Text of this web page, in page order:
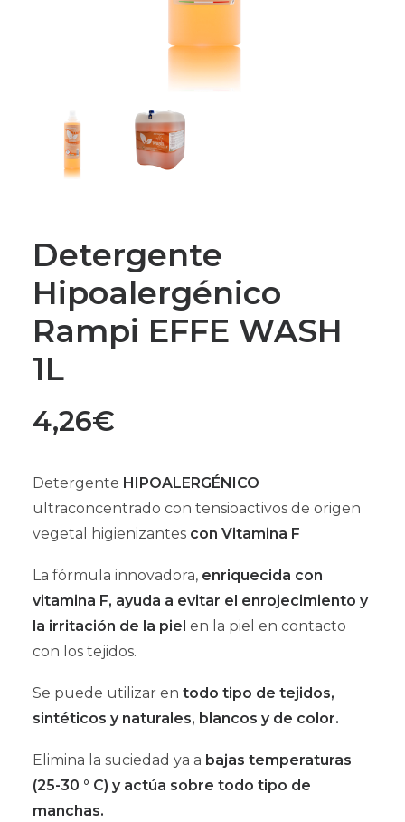
Detergente
Hipoalergénico
Rampi EFFE WASH
1L
4,26€
Detergente HIPOALERGÉNICO
ultraconcentrado con tensioactivos de origen
vegetal higienizantes con Vitamina F
La fórmula innovadora, enriquecida con
vitamina F, ayuda a evitar el enrojecimiento y
la irritación de la piel en la piel en contacto
con los tejidos.
Se puede utilizar en todo tipo de tejidos,
sintéticos y naturales, blancos y de color.
Elimina la suciedad ya a bajas temperaturas
(25-30 ° C) y actúa sobre todo tipo de
manchas.